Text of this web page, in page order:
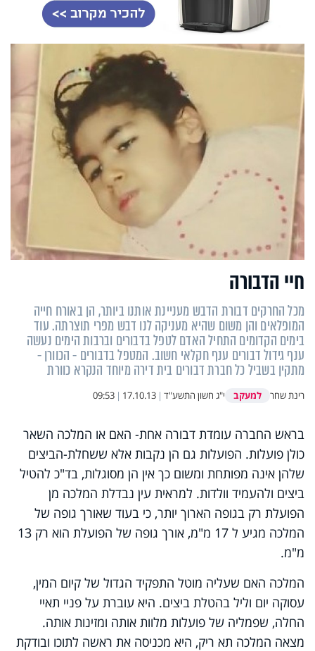
חיי הדבורה
מכל החרקים דבורת הדבש מעניינת אותנו ביותר, הן באורח חייה
המופלאים והן משום שהיא מעניקה לנו דבש מפרי תוצרתה. עוד
בימים הקדומים התחיל האדם לטפל בדבורים וברבות הימים נעשה
ענף גידול דבורים ענף חקלאי חשוב. המטפל בדבורים - הכוורן -
מתקין בשביל כל חברת דבורים בית דירה מיוחד הנקרא כוורת
רינת שחר למעקב י"ג חשון התשע"ד |
17.10.13
|
09:53
בראש החברה עומדת דבורה אחת- האם או המלכה השאר
כולן פועלות. הפועלות גם הן נקבות אלא ששחלת-הביצים
שלהן אינה מפותחת ומשום כך אין הן מסוגלות, בד"כ להטיל
ביצים ולהעמיד וולדות. למראית עין נבדלת המלכה מן
הפועלת רק בגופה הארוך יותר, כי בעוד שאורך גופה של
המלכה מגיע ל 17 מ"מ, אורך גופה של הפועלת הוא רק 13
מ"מ.
המלכה האם שעליה מוטל התפקיד הגדול של קיום המין,
עסוקה יום וליל בהטלת ביצים. היא עוברת על פניי תאיי
החלה, שפמליה של פועלות מלוות אותה ומזינות אותה.
מצאה המלכה תא ריק, היא מכניסה את ראשה לתוכו ובודקת